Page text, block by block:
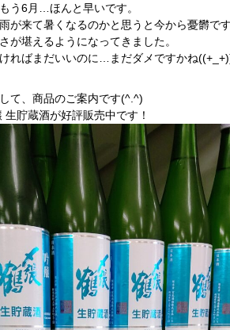
う6月…ほんと早いです。
が来て暑くなるのかと思うと今から憂欝で
が堪えるようになってきました。
ればまだいいのに…まだダメですかね
て、商品のご案内です(^.^)
生貯蔵酒が好評販売中です！